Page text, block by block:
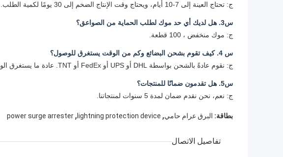
ج: تحتاج العينة إلى 7-10 أيام، ويحتاج وقت الإنتاج الضخم إلى 30 يومًا لكمية الطلب.
س3. هل لديك أي حد موك لطلب الحماية من الصواعق؟
ج: موك منخفض ، 100 قطعة.
س 4. كيف تقوم بشحن البضائع وكم من الوقت يستغرق للوصول؟
ج: نقوم عادةً بالشحن بواسطة DHL أو UPS أو FedEx أو TNT. عادة ما يستغرق الوصول 7 أيام. الشحن الجوي والبحري اختياري أيضًا.
س5. هل تقدمون ضمانًا للمنتجات؟
ج: نعم، نحن نقدم ضمان لمدة 5 سنوات لمنتجاتنا.
بطاقة: البرق عرام حامي,
lightning protection device
,
power surge arrester
تفاصيل الاتصال